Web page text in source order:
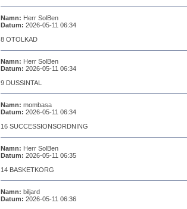
Namn: Herr SolBen
Datum: 2026-05-11 06:34
8 OTOLKAD
Namn: Herr SolBen
Datum: 2026-05-11 06:34
9 DUSSINTAL
Namn: mombasa
Datum: 2026-05-11 06:34
16 SUCCESSIONSORDNING
Namn: Herr SolBen
Datum: 2026-05-11 06:35
14 BASKETKORG
Namn: biljard
Datum: 2026-05-11 06:36